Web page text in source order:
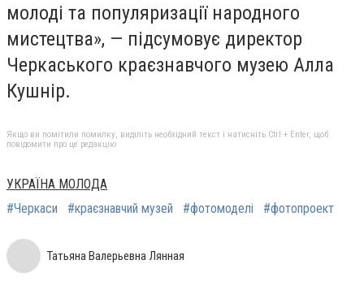
молоді та популяризації народного
мистецтва», — підсумовує директор
Черкаського краєзнавчого музею Алла
Кушнір.
Якщо ви помітили помилку, виділіть необхідний текст і натисніть Ctrl + Enter, щоб
повідомити про це редакцію
УКРАЇНА МОЛОДА
#Черкаси
#краєзнавчий музей #фотомоделі #фотопроект
Татьяна Валерьевна Лянная